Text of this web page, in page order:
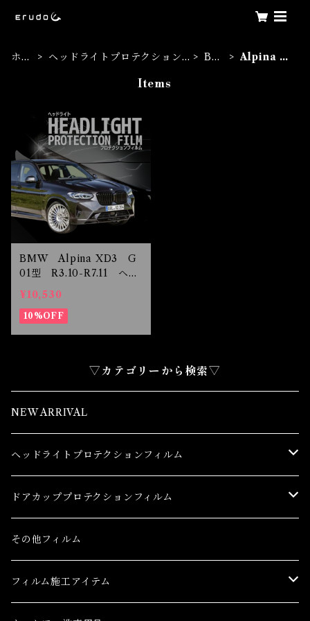
ホー
ヘッドライトプロテクション
BM
Alpina X
Items
BMW Alpina XD3 G
01型 R3.10-R7.11 ヘッ
ドライトプロテクションフ
ィルム
¥10,530
10%OFF
▽カテゴリーから検索▽
NEW ARRIVAL
ヘッドライトプロテクションフィルム
トヨタ
86(GR86)
bB
レクサス
CT
ES
日産
ドアカッププロテクションフィルム
トヨタ
86(GR86)
bB
レクサス
その他フィルム
フィルム施工アイテム